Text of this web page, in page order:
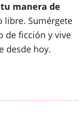
manera de
libre. Sumérgete
de ficción y vive
desde hoy.